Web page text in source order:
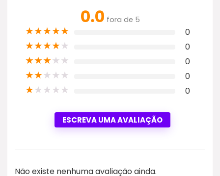
0.0 fora de 5
★★★★★ 0
★★★★★ 0
★★★★★ 0
★★★★★ 0
★★★★★ 0
ESCREVA UMA AVALIAÇÃO
Não existe nenhuma avaliação ainda.